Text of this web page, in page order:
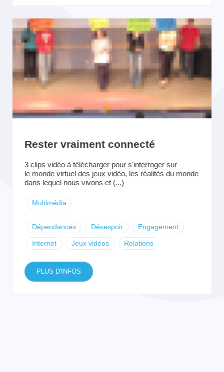
Rester vraiment connecté
3 clips vidéo à télécharger pour s'interroger sur
le monde virtuel des jeux vidéo, les réalités du monde
dans lequel nous vivons et (...)
Multimédia
Dépendances Désespoir Engagement
Internet Jeux vidéos Relations
PLUS D'INFOS